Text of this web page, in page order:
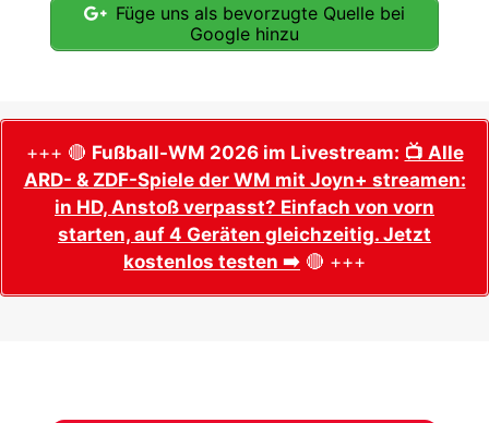
Füge uns als bevorzugte Quelle bei
Google hinzu
+++ 🔴 Fußball-WM 2026 im Livestream: 📺 Alle
ARD- & ZDF-Spiele der WM mit Joyn+ streamen:
in HD, Anstoß verpasst? Einfach von vorn
starten, auf 4 Geräten gleichzeitig. Jetzt
kostenlos testen ➡️ 🔴 +++